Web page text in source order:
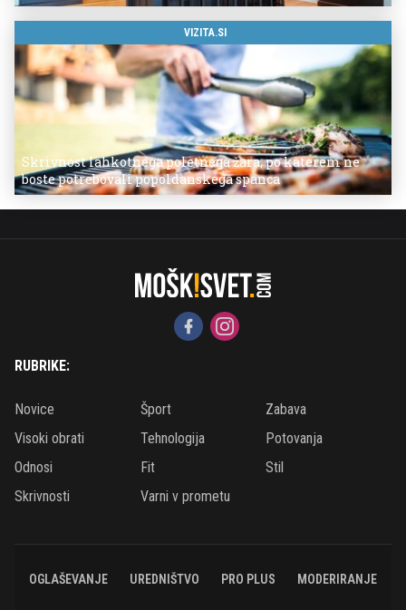
VIZITA.SI
Skrivnost lahkotnega poletnega žara, po katerem ne
boste potrebovali popoldanskega spanca
RUBRIKE:
Novice Šport
Zabava
Visoki obrati
Tehnologija
Potovanja
Odnosi
Fit
Stil
Skrivnosti
Varni v prometu
OGLAŠEVANJE UREDNIŠTVO PRO PLUS MODERIRANJE